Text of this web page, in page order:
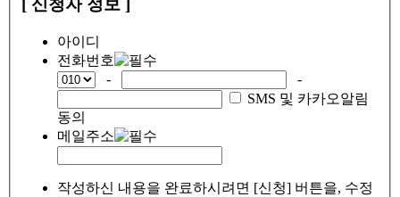
[ 신청자 정보 ]
아이디
전화번호
-
-
SMS 및 카카오알림
동의
메일주소
작성하신 내용을 완료하시려면 [신청] 버튼을, 수정